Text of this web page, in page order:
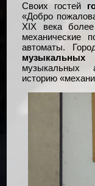
Своих гостей
«Добро
XIX века
механические
автоматы.
музыкальных
историю